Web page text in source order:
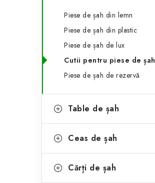
e
a
l
i
Piese de șah din lemn
Piese de șah din plastic
Piese de șah de lux
Cutii pentru piese de șah
Piese de șah de rezervă
Table de șah
Ceas de șah
Cărți de șah